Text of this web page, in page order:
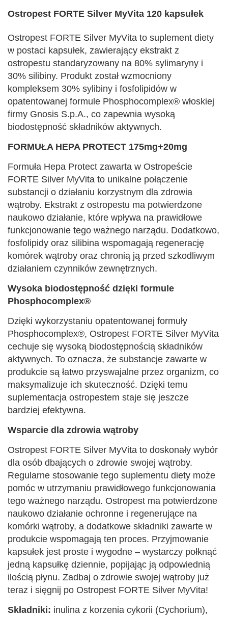
Ostropest FORTE Silver MyVita 120 kapsułek
Ostropest FORTE Silver MyVita to suplement diety
w postaci kapsułek, zawierający ekstrakt z
ostropestu standaryzowany na 80% sylimaryny i
30% silibiny. Produkt został wzmocniony
kompleksem 30% sylibiny i fosfolipidów w
opatentowanej formule Phosphocomplex® włoskiej
firmy Gnosis S.p.A., co zapewnia wysoką
biodostępność składników aktywnych.
FORMUŁA HEPA PROTECT 175mg+20mg
Formuła Hepa Protect zawarta w Ostropeście
FORTE Silver MyVita to unikalne połączenie
substancji o działaniu korzystnym dla zdrowia
wątroby. Ekstrakt z ostropestu ma potwierdzone
naukowo działanie, które wpływa na prawidłowe
funkcjonowanie tego ważnego narządu. Dodatkowo,
fosfolipidy oraz silibina wspomagają regenerację
komórek wątroby oraz chronią ją przed szkodliwym
działaniem czynników zewnętrznych.
Wysoka biodostępność dzięki formule
Phosphocomplex®
Dzięki wykorzystaniu opatentowanej formuły
Phosphocomplex®, Ostropest FORTE Silver MyVita
cechuje się wysoką biodostępnością składników
aktywnych. To oznacza, że substancje zawarte w
produkcie są łatwo przyswajalne przez organizm, co
maksymalizuje ich skuteczność. Dzięki temu
suplementacja ostropestem staje się jeszcze
bardziej efektywna.
Wsparcie dla zdrowia wątroby
Ostropest FORTE Silver MyVita to doskonały wybór
dla osób dbających o zdrowie swojej wątroby.
Regularne stosowanie tego suplementu diety może
pomóc w utrzymaniu prawidłowego funkcjonowania
tego ważnego narządu. Ostropest ma potwierdzone
naukowo działanie ochronne i regenerujące na
komórki wątroby, a dodatkowe składniki zawarte w
produkcie wspomagają ten proces. Przyjmowanie
kapsułek jest proste i wygodne – wystarczy połknąć
jedną kapsułkę dziennie, popijając ją odpowiednią
ilością płynu. Zadbaj o zdrowie swojej wątroby już
teraz i sięgnij po Ostropest FORTE Silver MyVita!
Składniki: inulina z korzenia cykorii (Cychorium),